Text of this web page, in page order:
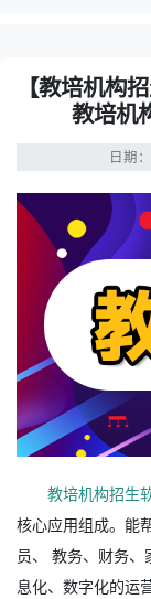
【教培机构
教培机
日期
教培机构招生
核心应用组成。能
员、 教务、财务
息化、数字化的运